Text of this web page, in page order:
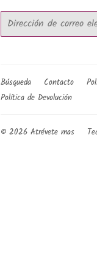
Correo
electrónico
Búsqueda Contacto
Política de Devolución
© 2026 Atrévete mas